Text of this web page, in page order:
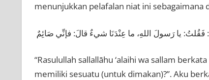
menunjukkan pelafalan niat ini sebagaimana
يا رَسولَ اللهِ، ما عِنْدَنَا شيءٌ قالَ: فإنِّي صَائِمٌ
“Rasulullah sallallāhu ‘alaihi wa sallam
memiliki sesuatu (untuk dimakan)?”. Aku